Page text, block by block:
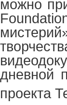
можно
дневной
проекта